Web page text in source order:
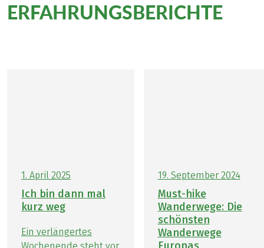
ERFAHRUNGSBERICHTE
1. April 2025
Ich bin dann mal
kurz weg
Ein verlängertes
19. September 2024
Must-hike
Wanderwege: Die
schönsten
Wanderwege